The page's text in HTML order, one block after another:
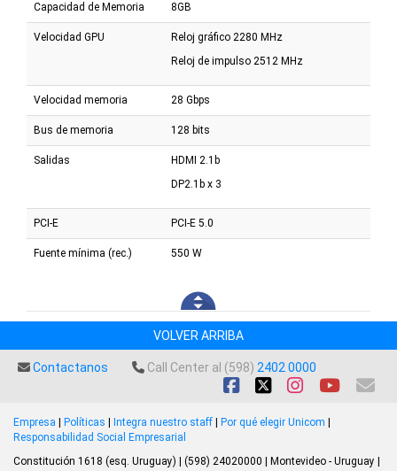
Capacidad de Memoria 8GB
Velocidad GPU
Reloj gráfico 2280 MHz
Reloj de impulso 2512 MHz
Velocidad memoria 28 Gbps
Bus de memoria 128 bits
Salidas
HDMI 2.1b
DP2.1b x 3
PCI-E PCI-E 5.0
Fuente mínima (rec.) 550 W
VOLVER ARRIBA
Contactanos Call Center al (598) 2402 0000
Empresa Políticas Integra nuestro staff Por qué elegir Unicom
Responsabilidad Social Empresarial
Constitución 1618 (esq. Uruguay) | (598) 24020000 | Montevideo - Uruguay |